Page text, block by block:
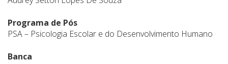
Programa de Pós
PSA – Psicologia Escolar e do Desenvolvimento Humano
Banca